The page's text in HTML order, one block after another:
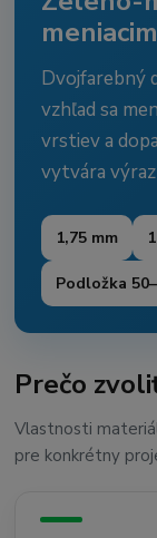
Dvojfarebný
vzhľad sa
vrstiev a
vytvára
1,75 mm
Podložka
Prečo
Vlastnosti
pre konkrétny